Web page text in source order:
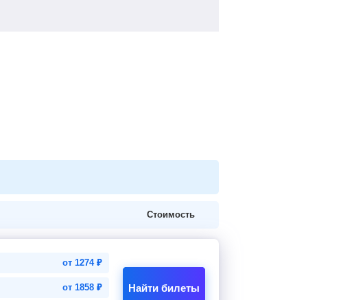
Стоимость
от 1274₽
от 1858 ₽ Найти билеты